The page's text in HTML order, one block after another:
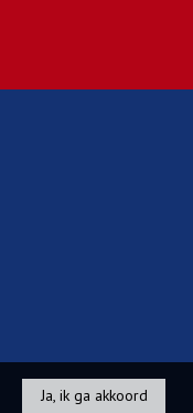
Ja, ik ga akkoord